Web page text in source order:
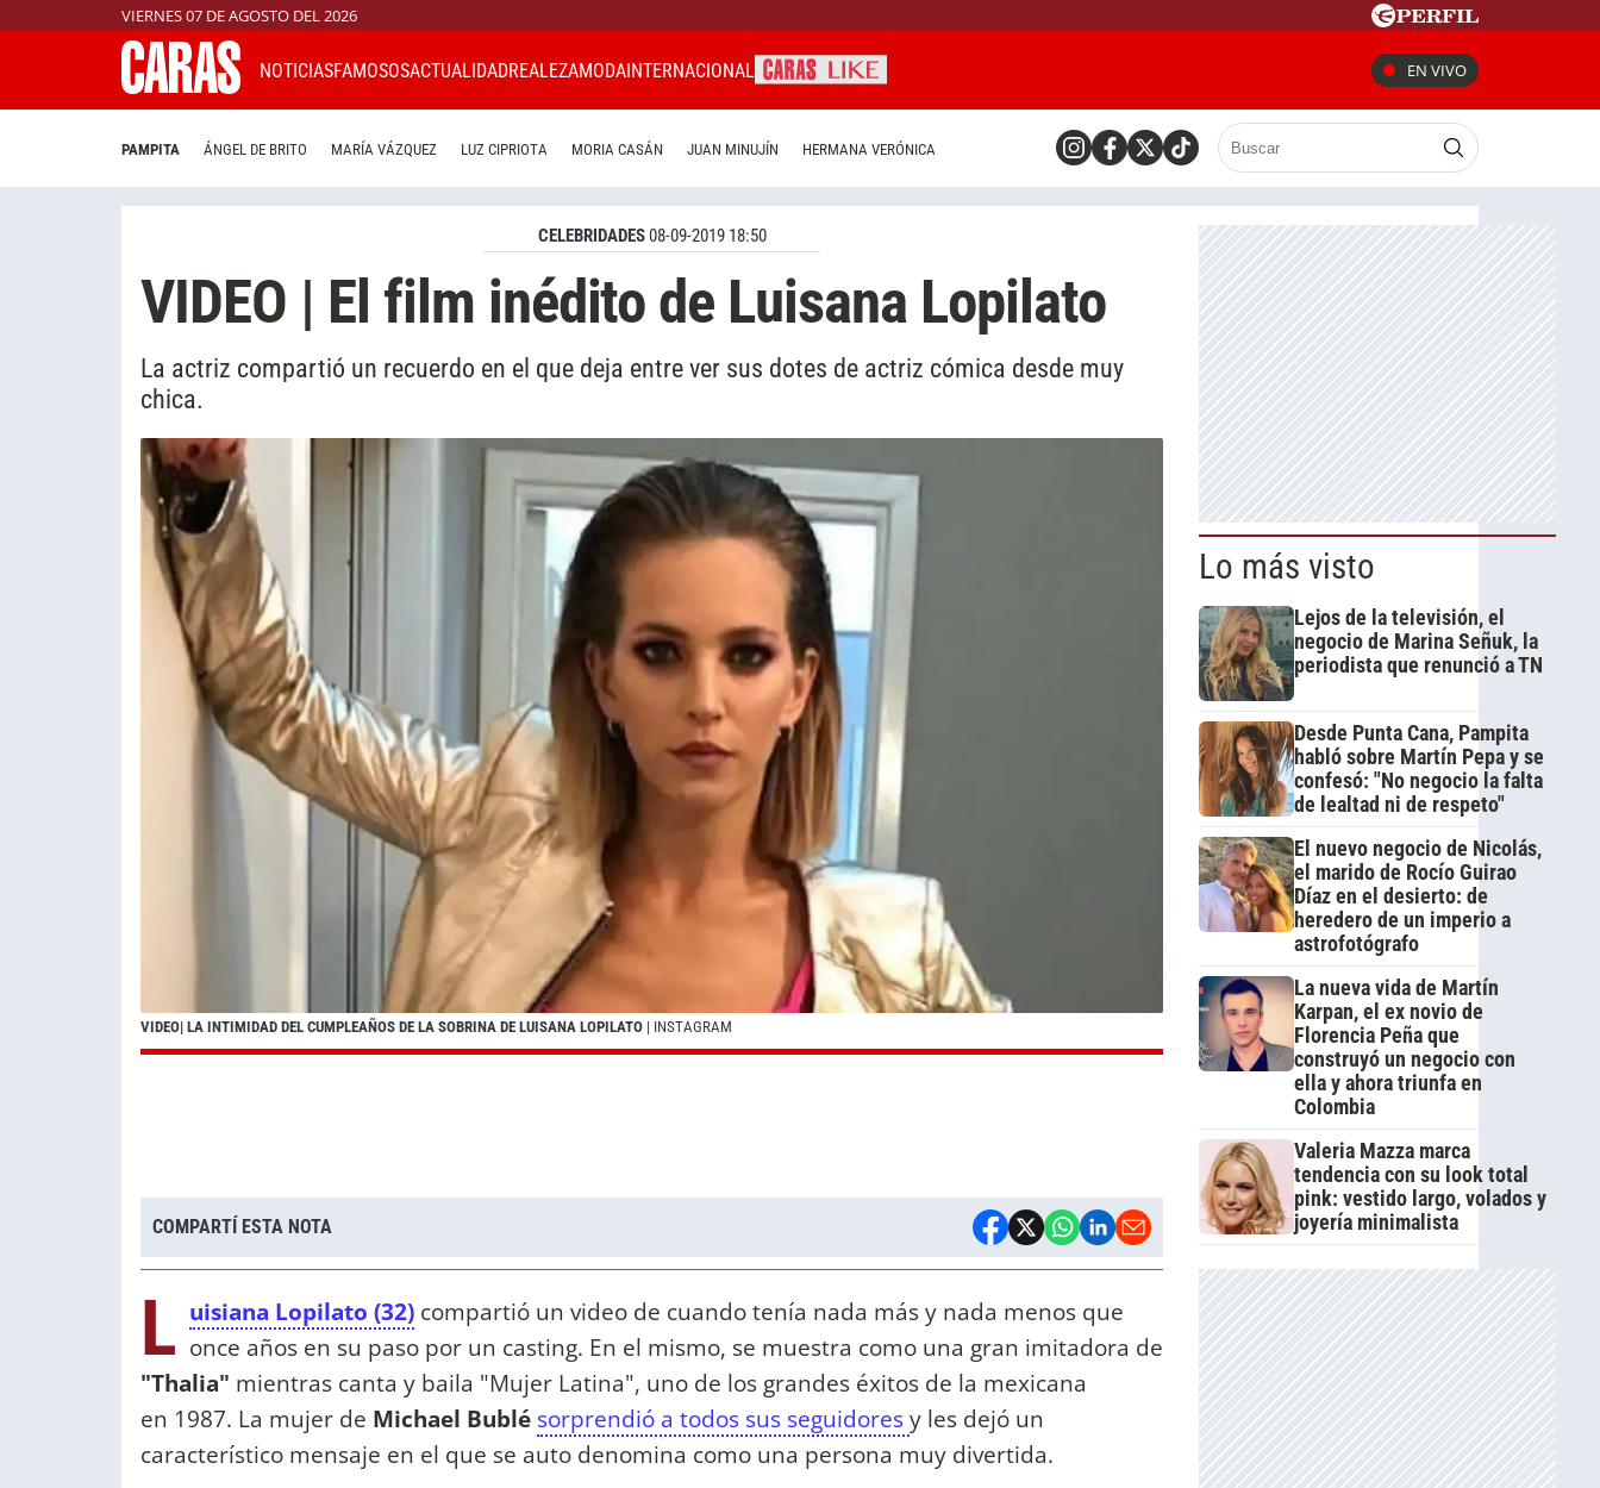
VIERNES 07 DE AGOSTO DEL 2026
NOTICIASFAMOSOSACTUALIDADREALEZAMODAINTERNACIONAL EN VIVO
PAMPITA ÁNGEL DE BRITO MARÍA VÁZQUEZ LUZ CIPRIOTA MORIA CASÁN JUAN MINUJÍN HERMANA VERÓNICA
CELEBRIDADES08-09-2019 18:50
VIDEO | El film inédito de Luisana Lopilato
La actriz compartió un recuerdo en el que deja entre ver sus dotes de actriz cómica desde muy
chica.
VIDEO| LA INTIMIDAD DEL CUMPLEAÑOS DE LA SOBRINA DE LUISANA LOPILATO | INSTAGRAM
COMPARTÍ ESTA NOTA
L uisiana Lopilato (32) compartió un video de cuando tenía nada más y nada menos que
once años en su paso por un casting. En el mismo, se muestra como una gran imitadora de
"Thalia" mientras canta y baila "Mujer Latina", uno de los grandes éxitos de la mexicana
en 1987. La mujer de Michael Bublé sorprendió a todos sus seguidoresy les dejó un
característico mensaje en el que se auto denomina como una persona muy divertida.
Lo más visto
Lejos de la televisión, el
negocio de Marina Señuk, la
periodista que renunció a TN
Desde Punta Cana, Pampita
habló sobre Martín Pepa y se
confesó: "No negocio la falta
de lealtad ni de respeto"
El nuevo negocio de Nicolás,
el marido de Rocío Guirao
Díaz en el desierto: de
heredero de un imperio a
astrofotógrafo
La nueva vida de Martín
Karpan, el ex novio de
Florencia Peña que
construyó un negocio con
ella y ahora triunfa en
Colombia
Valeria Mazza marca
tendencia con su look total
pink: vestido largo, volados y
joyería minimalista